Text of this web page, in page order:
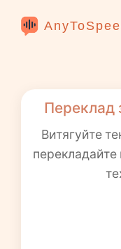
Переклад
Витягуйте
перекладайте